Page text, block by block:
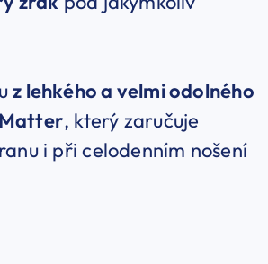
z lehkého a velmi odolného
, který zaručuje
i při celodenním nošení